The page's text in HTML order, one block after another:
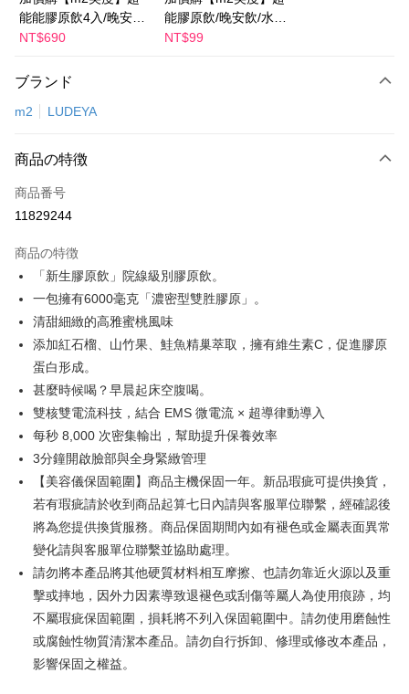
Plus Pay
説明
1.お支払い方法でAFTEE代金後払いを選択すると、携帯電話認証ウィンド
3.注文するときのお支払いは不要です。商品はご指定の住所に配送されま
4.ご注文が完了すると、携帯に支払い通知のSMSが届きます。アプリ会員
の場合は、AFTEE アプリプッシュ通知が届きます。
はアプリの通知に従って、4大コンビニ、またはATM/オンラインバンキン
グでお支払いください。
代金納付期限は最短で 14 日以内ですので、ご注意ください。AFTEE アプ
まで延長できます。
お支払期限は、ショップが請求した期日と、AFTEEで延長できる日数をも
とに計算されます。AFTEEで注文すると、商品を受け取るまで支払い期限
を延長できますが、商品を期限内に受け取れない場合があります（例：予
約商品や商品到着日が比較的遅い商品）。そのため、商品到着の有無に関
わらず、AFTEEで指定された期限内にお支払いください。
二、支払い限度額
1.初回 AFTEEを ご利用の際に、認証結果及び当社の審査の結果に基づ
2.決済金額は最低NT$20です。
3.現在、台湾の会員のみご利用いただけます。
三、利用規約「AFTEE代金後払い」（以下当サービスという）はネットプ
ロテクションズ（以下 AFTEE という）が提供し、AFTEEが代金を徴収し
ます。当サービスご利用の際に提供しなければならない個人情報（注文者
限らない）は、AFTEEに渡され当サービスで必要な範囲内で利用されま
す。AFTEEの個人情報の収集、処理、利用について、詳細はAFTEE公式ホ
ームページの『個人情報の収集、処理及び利用に関する声明』をご参照く
ださい（ https://aftee.tw/privacypolicy/
ATM払い
配送方法
宅配
配送毎にNT$100、NT$600以上で送料無料
配送毎にNT$150、NT$1,500以上で送料無料
海外配送
海外配送(澳門)
海外配送(馬來西亞)
能能膠原飲4入/晚安飲
4入/水光飲4入/新生飲
盒)
NT$690
能膠原飲/晚安飲/水光
飲/新生飲-孫藝珍推薦
NT$99
ブランド
m2 LUDEYA
商品の特徴
商品番号
11829244
商品の特徴
「新生膠原飲」院線級別膠原飲。
一包擁有6000毫克「濃密型雙胜膠原」。
清甜細緻的高雅蜜桃風味
添加紅石榴、山竹果、鮭魚精巢萃取，擁有維生素C，促進膠原
蛋白形成。
甚麼時候喝？早晨起床空腹喝。
雙核雙電流科技，結合 EMS 微電流 × 超導律動導入
每秒 8,000 次密集輸出，幫助提升保養效率
3分鐘開啟臉部與全身緊緻管理
【美容儀保固範圍】商品主機保固一年。新品瑕疵可提供換貨，
若有瑕疵請於收到商品起算七日內請與客服單位聯繫，經確認後
將為您提供換貨服務。商品保固期間內如有褪色或金屬表面異常
變化請與客服單位聯繫並協助處理。
請勿將本產品將其他硬質材料相互摩擦、也請勿靠近火源以及重
擊或摔地，因外力因素導致退褪色或刮傷等屬人為使用痕跡，均
不屬瑕疵保固範圍，損耗將不列入保固範圍中。請勿使用磨蝕性
或腐蝕性物質清潔本產品。請勿自行拆卸、修理或修改本產品，
影響保固之權益。